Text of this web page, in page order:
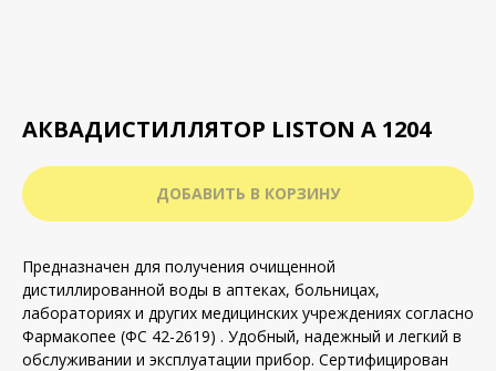
АКВАДИСТИЛЛЯТОР LISTON A 1204
ДОБАВИТЬ В КОРЗИНУ
Предназначен для получения очищенной
дистиллированной воды в аптеках, больницах,
лабораториях и других медицинских учреждениях согласно
Фармакопее (ФС 42-2619) . Удобный, надежный и легкий в
обслуживании и эксплуатации прибор. Сертифицирован